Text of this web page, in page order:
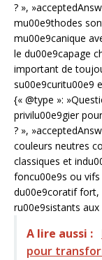
? »,
mu00e9thodes
mu00e9canique
le du00e9capage
important de
su00e9curitu00e9
{« @type »:
privilu00e9gier
? »,
couleurs neutres
classiques et
foncu00e9s ou
du00e9coratif fort,
ru00e9sistants aux
A lire aussi :
pour